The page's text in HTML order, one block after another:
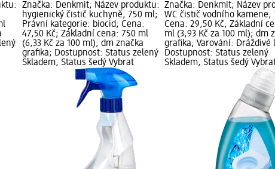
Značka: Denkmit; Název produktu:
hygienický čistič kuchyně, 750 ml;
Právní kategorie: biocid; Cena:
47,50 Kč; Základní cena: 750 ml
(6,33 Kč za 100 ml); dm značka
grafika; Dostupnost: Status zelený
Skladem, Status šedý Vybrat
Značka: Denkmit; Název
WC čistič vodního kamene,
Cena: 29,50 Kč; Základní
ml (3,93 Kč za 100 ml); dm
grafika; Varování: Dráždivé
Dostupnost: Status zelený
Skladem, Status šedý